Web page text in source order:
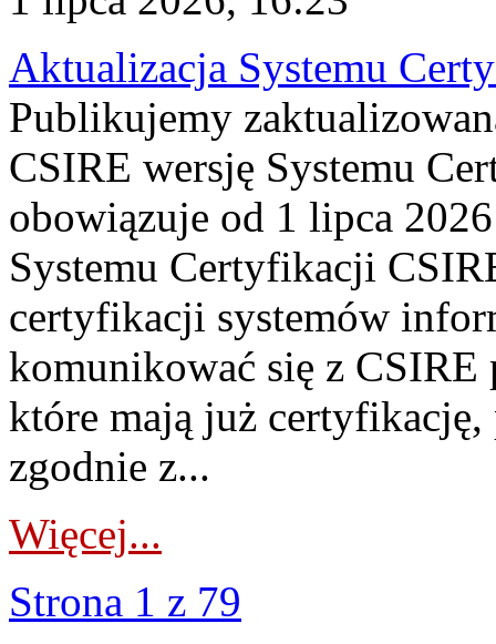
Aktualizacja Systemu
Publikujemy
CSIRE wersję Systemu
obowiązuje od 1 lipca
Systemu Certyfikacji
certyfikacji systemów
komunikować się z
które mają już
zgodnie z...
Więcej...
Strona 1 z 79